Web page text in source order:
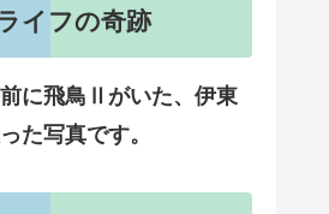
イフの奇跡
に飛鳥Ⅱがいた、伊東
た写真です。